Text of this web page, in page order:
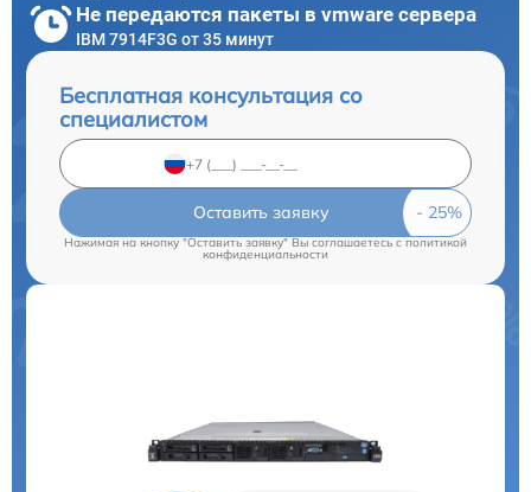
Не передаются пакеты в vmware сервера
IBM 7914F3G от 35 минут
Бесплатная консультация со
специалистом
Оставить заявку
Нажимая на кнопку "Оставить заявку" Вы соглашаетесь c политикой
конфиденциальности